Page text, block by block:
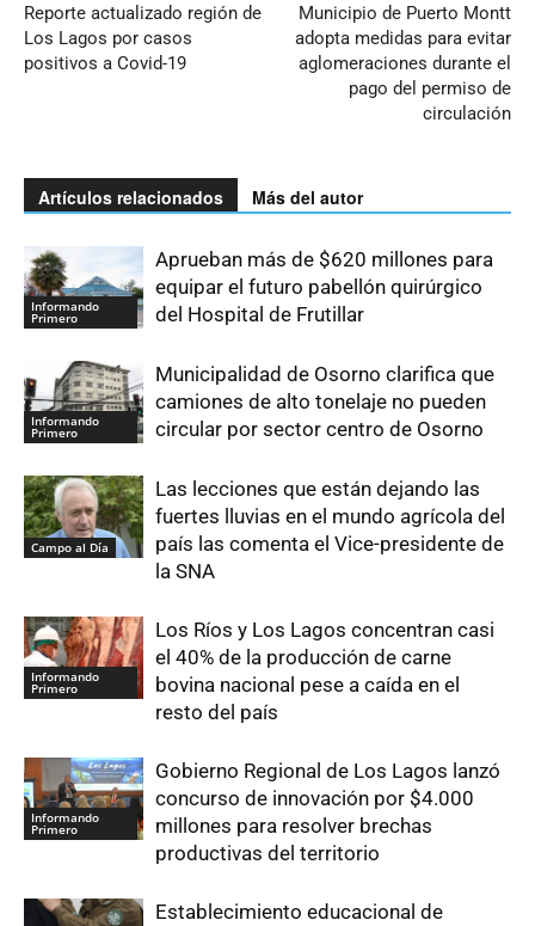
Reporte actualizado región de
Los Lagos por casos
positivos a Covid-19
Municipio de Puerto Montt
adopta medidas para evitar
aglomeraciones durante el
pago del permiso de
circulación
Artículos relacionados Más del autor
Informando
Primero
Aprueban más de $620 millones para
equipar el futuro pabellón quirúrgico
del Hospital de Frutillar
Informando
Primero
Municipalidad de Osorno clarifica que
camiones de alto tonelaje no pueden
circular por sector centro de Osorno
Campo al Día
Las lecciones que están dejando las
fuertes lluvias en el mundo agrícola del
país las comenta el Vice-presidente de
la SNA
Informando
Primero
Los Ríos y Los Lagos concentran casi
el 40% de la producción de carne
bovina nacional pese a caída en el
resto del país
Informando
Primero
Gobierno Regional de Los Lagos lanzó
concurso de innovación por $4.000
millones para resolver brechas
productivas del territorio
Establecimiento educacional de